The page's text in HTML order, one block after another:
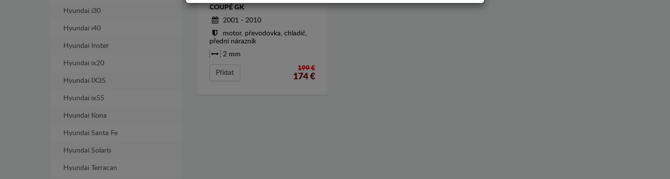
Hyundai i30
Hyundai i40
Hyundai Inster
Hyundai ix20
Hyundai IX35
Hyundai ix55
Hyundai Kona
Hyundai Santa Fe
Hyundai Solaris
Hyundai Terracan
COUPÉ GK
2001 - 2010
motor, převodovka, chladič,
přední nárazník
2 mm
Přídat
199 €
174€